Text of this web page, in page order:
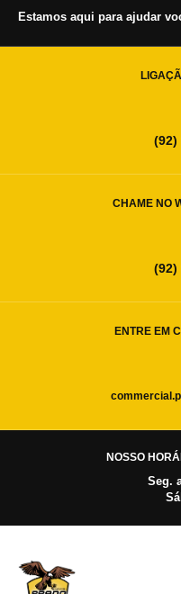
Estamos aqui para ajudar
(92)
CHAME NO
(92)
ENTRE EM
NOSSO
Seg.